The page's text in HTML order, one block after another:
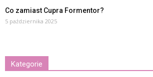
Co zamiast Cupra Formentor?
5 października 2025
Kategorie